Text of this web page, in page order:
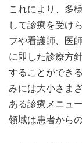
これにより、多
して診療を受け
フや看護師、医
に即した診療方
することができ
みには大小さま
ある診療メニュ
領域は患者から